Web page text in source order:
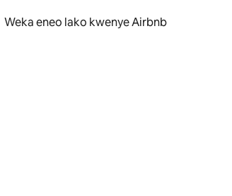
Weka eneo lako kwenye Airbnb